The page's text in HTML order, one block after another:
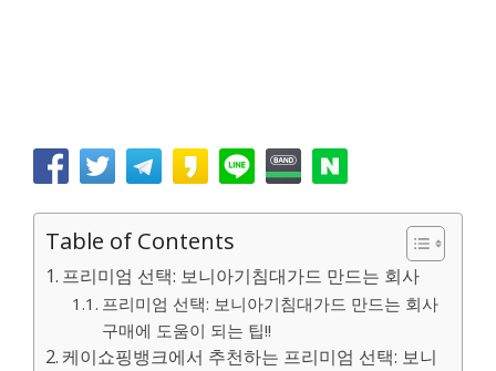
Table of Contents
프리미엄 선택: 보니아기침대가드 만드는 회사
프리미엄 선택: 보니아기침대가드 만드는 회사
구매에 도움이 되는 팁!!
케이쇼핑뱅크에서 추천하는 프리미엄 선택: 보니